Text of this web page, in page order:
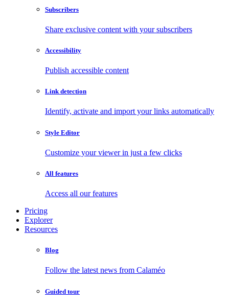
Subscribers
Share exclusive content with your subscribers
Accessibility
Publish accessible content
Link detection
Identify, activate and import your links automatically
Style Editor
Customize your viewer in just a few clicks
All features
Access all our features
Pricing
Explorer
Resources
Blog
Follow the latest news from Calaméo
Guided tour